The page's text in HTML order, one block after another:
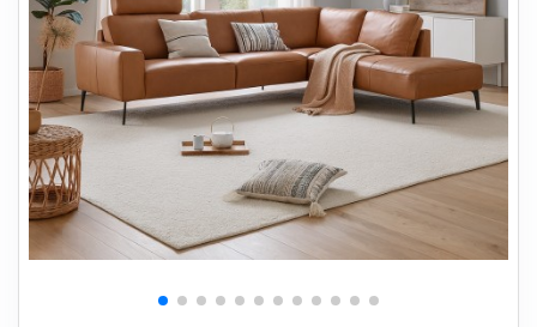
+
ENTREMØBLER
+
HAVEMØBLER
OUTLET